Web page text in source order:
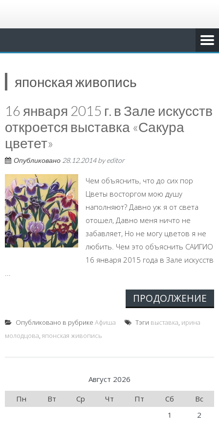
японская живопись
16 января 2015 г. в Зале искусств
откроется выставка «Сакура
цветет»
Опубликовано 28.12.2014byeditor
Чем объяснить, что до сих пор
Цветы восторгом мою душу
наполняют? Давно уж я от света
отошел, Давно меня ничто не
забавляет, Но не могу цветов я не
любить. Чем это объяснить САИГИО
16 января 2015 года в Зале искусств
ПРОДОЛЖЕНИЕ
Опубликовано в рубрике Афиша Тэги выставка, ирина
молодцова, японская живопись
Август 2026
Пн
Вт Ср Чт Пт Сб
Вс
1
2